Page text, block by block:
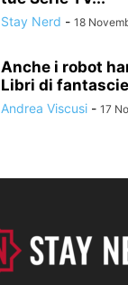
Stay Nerd - 18
Anche i robot
Libri di
Andrea Viscusi - 17